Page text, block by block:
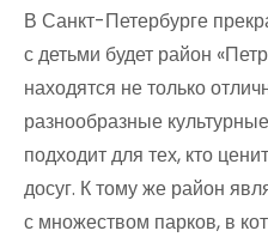
В Санкт-Петербурге
с детьми будет район
находятся не только
разнообразные
подходит для тех, кто
досуг. К тому же район
с множеством парков, в